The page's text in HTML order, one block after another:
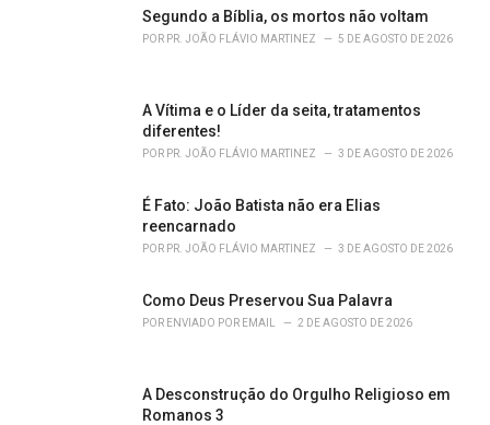
Segundo a Bíblia, os mortos não voltam
POR PR. JOÃO FLÁVIO MARTINEZ 5 DE AGOSTO DE 2026
A Vítima e o Líder da seita, tratamentos
diferentes!
POR PR. JOÃO FLÁVIO MARTINEZ 3 DE AGOSTO DE 2026
É Fato: João Batista não era Elias
reencarnado
POR PR. JOÃO FLÁVIO MARTINEZ 3 DE AGOSTO DE 2026
Como Deus Preservou Sua Palavra
POR ENVIADO POR EMAIL 2 DE AGOSTO DE 2026
A Desconstrução do Orgulho Religioso em
Romanos 3